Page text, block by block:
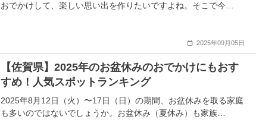
おでかけして、楽しい思い出を作りたいですよね。そこで今…
2025年09月05日
【佐賀県】2025年のお盆休みのおでかけにもおす
すめ！人気スポットランキング
2025年8月12日（火）〜17日（日）の期間、お盆休みを取る家庭
も多いのではないでしょうか。お盆休み（夏休み）も家族…